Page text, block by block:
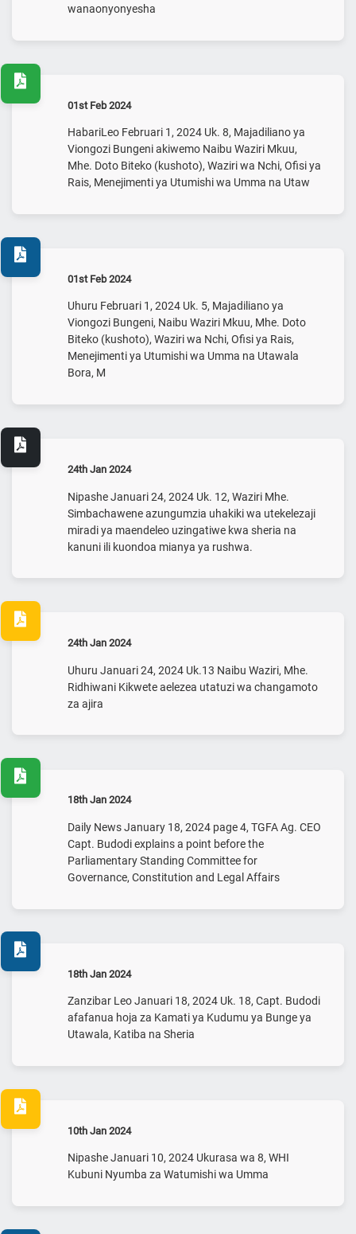
wanaonyonyesha
01st Feb 2024
HabariLeo Februari 1, 2024 Uk. 8, Majadiliano ya
Viongozi Bungeni akiwemo Naibu Waziri Mkuu,
Mhe. Doto Biteko (kushoto), Waziri wa Nchi, Ofisi ya
Rais, Menejimenti ya Utumishi wa Umma na Utaw
01st Feb 2024
Uhuru Februari 1, 2024 Uk. 5, Majadiliano ya
Viongozi Bungeni, Naibu Waziri Mkuu, Mhe. Doto
Biteko (kushoto), Waziri wa Nchi, Ofisi ya Rais,
Menejimenti ya Utumishi wa Umma na Utawala
Bora, M
24th Jan 2024
Nipashe Januari 24, 2024 Uk. 12, Waziri Mhe.
Simbachawene azungumzia uhakiki wa utekelezaji
miradi ya maendeleo uzingatiwe kwa sheria na
kanuni ili kuondoa mianya ya rushwa.
24th Jan 2024
Uhuru Januari 24, 2024 Uk.13 Naibu Waziri, Mhe.
Ridhiwani Kikwete aelezea utatuzi wa changamoto
za ajira
18th Jan 2024
Daily News January 18, 2024 page 4, TGFA Ag. CEO
Capt. Budodi explains a point before the
Parliamentary Standing Committee for
Governance, Constitution and Legal Affairs
18th Jan 2024
Zanzibar Leo Januari 18, 2024 Uk. 18, Capt. Budodi
afafanua hoja za Kamati ya Kudumu ya Bunge ya
Utawala, Katiba na Sheria
10th Jan 2024
Nipashe Januari 10, 2024 Ukurasa wa 8, WHI
Kubuni Nyumba za Watumishi wa Umma